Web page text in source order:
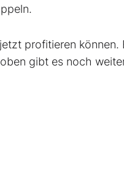
profitieren können.
gibt es noch